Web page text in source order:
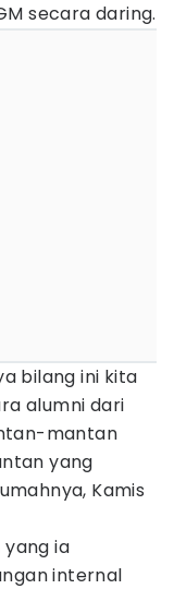
secara daring.
bilang ini kita
alumni dari
mantan
yang
Kamis
yang ia
internal